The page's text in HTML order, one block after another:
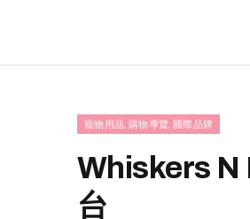
寵物用品, 購物導覽, 國際品牌
Whiskers N
台